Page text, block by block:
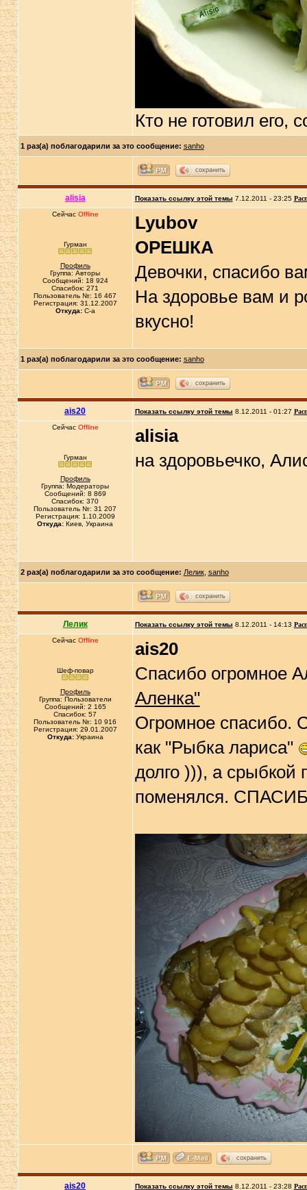
Кто не готовил его,
1 раз(а) поблагодарили за это сообщение: sanho
сохранить
alisia Показать ссылку этой темы 7.12.2011 - 23:25
Сейчас Offline
Гурман
Профиль
Группа: Авторы
Сообщений: 18 924
Спасибок: 271
Пользователь №: 16 467
Регистрация: 31.12.2007
Откуда:C-a
Lyubov
ОРЕШКА
Девочки, спасибо
На здоровье вам и
вкусно!
1 раз(а) поблагодарили за это сообщение: sanho
сохранить
ais20 Показать ссылку этой темы 8.12.2011 - 01:27
Сейчас Offline
Гурман
Профиль
Группа: Модераторы
Сообщений: 8 869
Спасибок: 370
Пользователь №: 31 207
Регистрация: 1.10.2009
Откуда: Киев, Украина
alisia
на здоровьечко,
2 раз(а) поблагодарили за это сообщение: Лелик, sanho
сохранить
Лелик Показать ссылку этой темы 8.12.2011 - 14:13
Сейчас Offline
Шеф-повар
Профиль
Группа: Пользователи
Сообщений: 2 165
Спасибок: 57
Пользователь №: 10 916
Регистрация: 29.01.2007
Откуда:Украина
ais20
Спасибо огромное
Аленка"
Огромное спасибо.
как "Рыбка лариса"
долго ))), а срыбкой
поменялся.
сохранить
ais20 Показать ссылку этой темы 8.12.2011 - 23:28